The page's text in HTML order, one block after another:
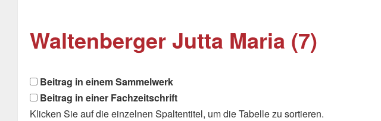
Waltenberger Jutta Maria (7)
Beitrag in einem Sammelwerk
Beitrag in einer Fachzeitschrift
Klicken Sie auf die einzelnen Spaltentitel, um die Tabelle zu sortieren.